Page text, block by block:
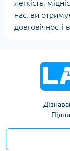
легкість,
нас, ви
довговічності